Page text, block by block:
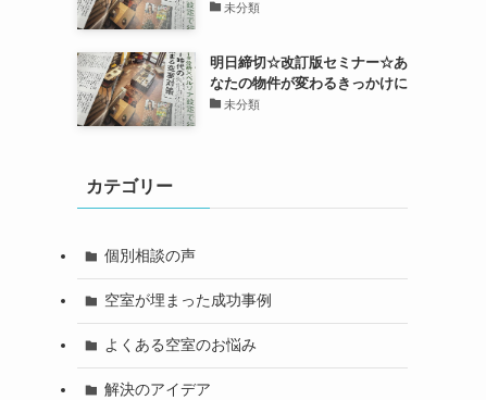
未分類
明日締切☆改訂版セミナー☆あ
なたの物件が変わるきっかけに
未分類
カテゴリー
個別相談の声
空室が埋まった成功事例
よくある空室のお悩み
解決のアイデア